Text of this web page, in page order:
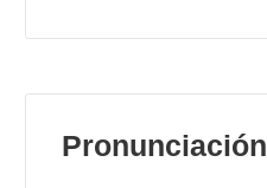
Pronunciación